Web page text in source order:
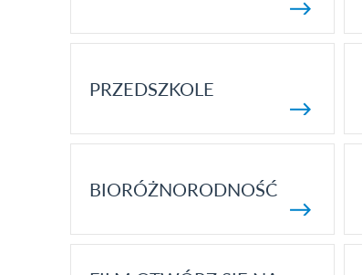
PRZEDSZKOLE
BIORÓŻNORODNOŚĆ